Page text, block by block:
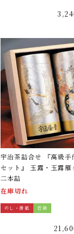
宇治茶詰合せ 『高級手
セット』 玉露・玉露雁
二本詰
在庫切れ
のし・掛紙 包装